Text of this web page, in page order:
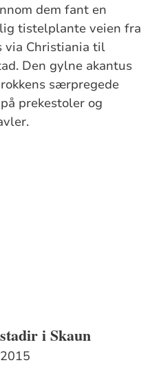
dem fant en
tistelp­lante veien fra
via Christiania til
Den gylne akantus
særpregede
preke­stoler og
i Skaun